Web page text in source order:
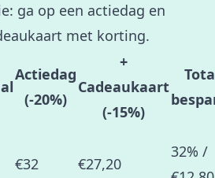
ga op een actiedag en
met korting.
Actiedag
(-20%)
+
Cadeaukaart
(-15%)
€32 €27,20
32% /